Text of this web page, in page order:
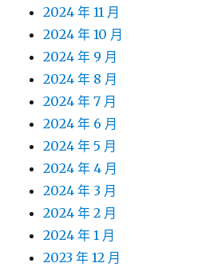
2024 年 11 月
2024 年 10 月
2024 年 9 月
2024 年 8 月
2024 年 7 月
2024 年 6 月
2024 年 5 月
2024 年 4 月
2024 年 3 月
2024 年 2 月
2024 年 1 月
2023 年 12 月